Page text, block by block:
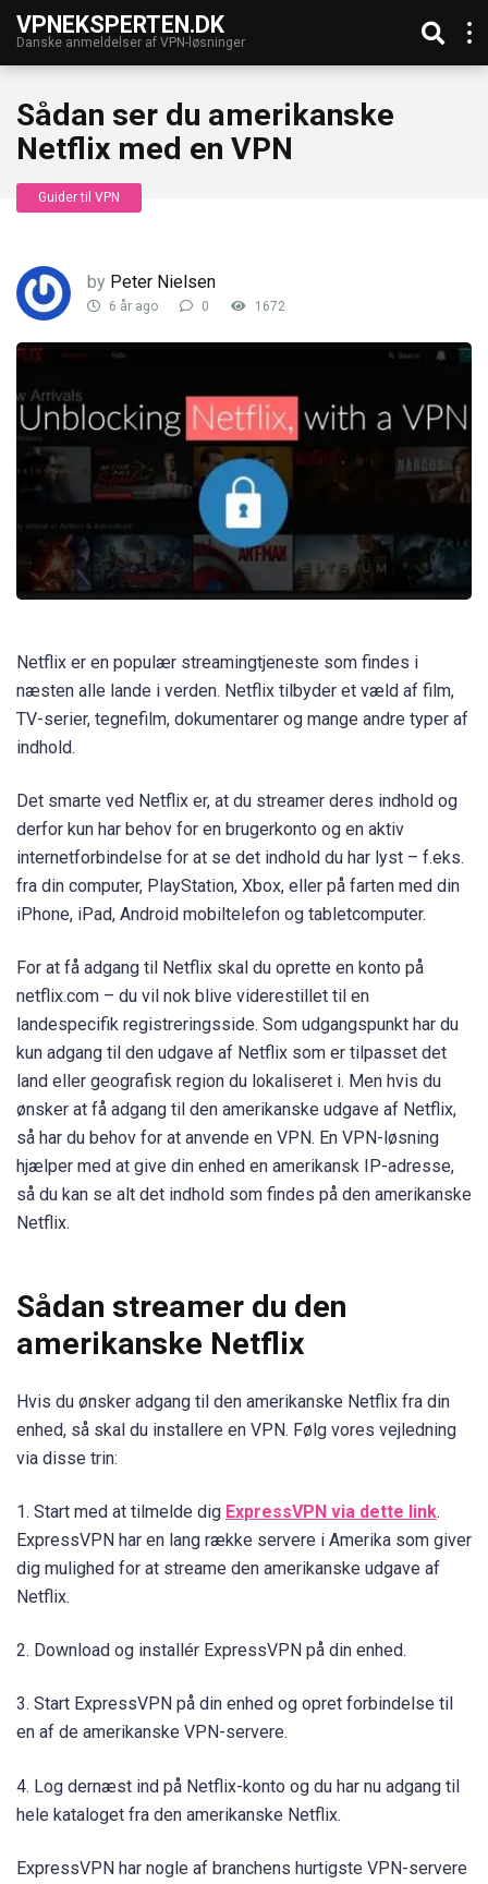
VPNEKSPERTEN.DK
Danske anmeldelser af VPN-løsninger
Sådan ser du amerikanske
Netflix med en VPN
Guider til VPN
by Peter Nielsen
6 år ago 0 1672
Netflix er en populær streamingtjeneste som findes i
næsten alle lande i verden. Netflix tilbyder et væld af film,
TV-serier, tegnefilm, dokumentarer og mange andre typer af
indhold.
Det smarte ved Netflix er, at du streamer deres indhold og
derfor kun har behov for en brugerkonto og en aktiv
internetforbindelse for at se det indhold du har lyst – f.eks.
fra din computer, PlayStation, Xbox, eller på farten med din
iPhone, iPad, Android mobiltelefon og tabletcomputer.
For at få adgang til Netflix skal du oprette en konto på
netflix.com – du vil nok blive viderestillet til en
landespecifik registreringsside. Som udgangspunkt har du
kun adgang til den udgave af Netflix som er tilpasset det
land eller geografisk region du lokaliseret i. Men hvis du
ønsker at få adgang til den amerikanske udgave af Netflix,
så har du behov for at anvende en VPN. En VPN-løsning
hjælper med at give din enhed en amerikansk IP-adresse,
så du kan se alt det indhold som findes på den amerikanske
Netflix.
Sådan streamer du den
amerikanske Netflix
Hvis du ønsker adgang til den amerikanske Netflix fra din
enhed, så skal du installere en VPN. Følg vores vejledning
via disse trin:
1. Start med at tilmelde dig ExpressVPN via dette link.
ExpressVPN har en lang række servere i Amerika som giver
dig mulighed for at streame den amerikanske udgave af
Netflix.
2. Download og installér ExpressVPN på din enhed.
3. Start ExpressVPN på din enhed og opret forbindelse til
en af de amerikanske VPN-servere.
4. Log dernæst ind på Netflix-konto og du har nu adgang til
hele kataloget fra den amerikanske Netflix.
ExpressVPN har nogle af branchens hurtigste VPN-servere